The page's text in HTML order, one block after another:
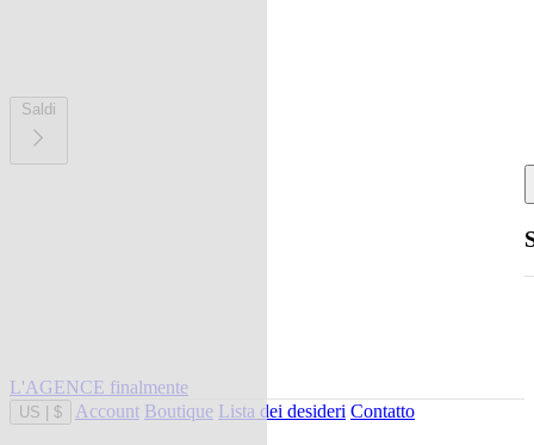
Saldi
L'AGENCE finalmente
US $ Account Boutique Lista dei desideri Contatto